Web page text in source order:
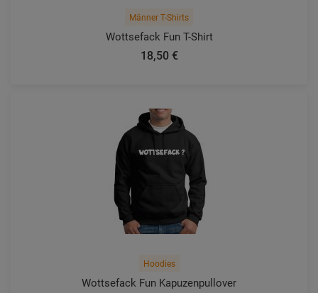
Männer T-Shirts
Wottsefack Fun T-Shirt
18,50 €
Hoodies
Wottsefack Fun Kapuzenpullover